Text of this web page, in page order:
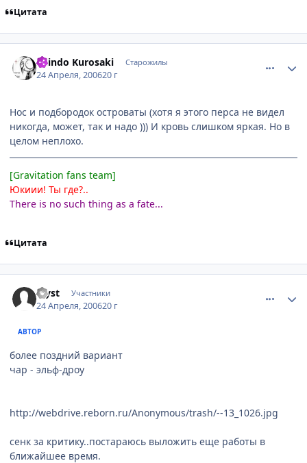
Цитата
Shindo Kurosaki Старожилы
24 Апреля, 200620 г
Нос и подбородок островаты (хотя я этого перса не видел
никогда, может, так и надо ))) И кровь слишком яркая. Но в
целом неплохо.
[Gravitation fans team]
Юкиии! Ты где?..
There is no such thing as a fate...
Цитата
Myst Участники
24 Апреля, 200620 г
АВТОР
более поздний вариант
чар - эльф-дроу
http://webdrive.reborn.ru/Anonymous/trash/--13_1026.jpg
сенк за критику..постараюсь выложить еще работы в
ближайшее время.